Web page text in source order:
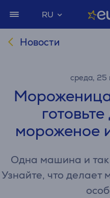
RU
Новости
среда, 25
мороженое
Одна машина и так
Узнайте, что делает